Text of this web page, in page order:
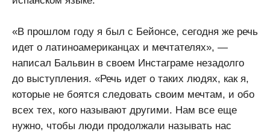
«В прошлом году я был с Бейонсе, сегодня же речь
идет о латиноамериканцах и мечтателях», —
написал Бальвин в своем Инстаграме незадолго
до выступления. «Речь идет о таких людях, как я,
которые не боятся следовать своим мечтам, и обо
всех тех, кого называют другими. Нам все еще
нужно, чтобы люди продолжали называть нас